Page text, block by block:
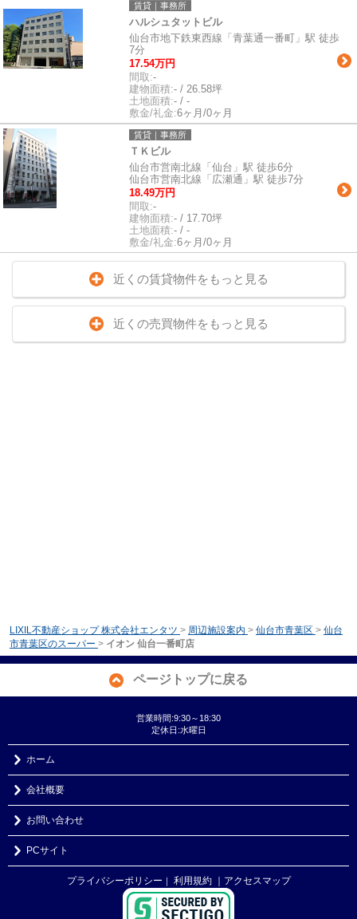
賃貸｜事務所
ハルシュタットビル
仙台市地下鉄東西線「青葉通一番町」駅 徒歩
7分
17.54万円
間取:-
建物面積:- / 26.58坪
土地面積:- / -
敷金/礼金:6ヶ月/0ヶ月
賃貸｜事務所
ＴＫビル
仙台市営南北線「仙台」駅 徒歩6分
仙台市営南北線「広瀬通」駅 徒歩7分
18.49万円
間取:-
建物面積:- / 17.70坪
土地面積:- / -
敷金/礼金:6ヶ月/0ヶ月
近くの賃貸物件をもっと見る
近くの売買物件をもっと見る
LIXIL不動産ショップ 株式会社エンタツ > 周辺施設案内 > 仙台市青葉区 > 仙台
市青葉区のスーパー > イオン 仙台一番町店
ページトップに戻る
営業時間:9:30～18:30
定休日:水曜日
ホーム
会社概要
お問い合わせ
PCサイト
プライバシーポリシー ｜ 利用規約 ｜アクセスマップ